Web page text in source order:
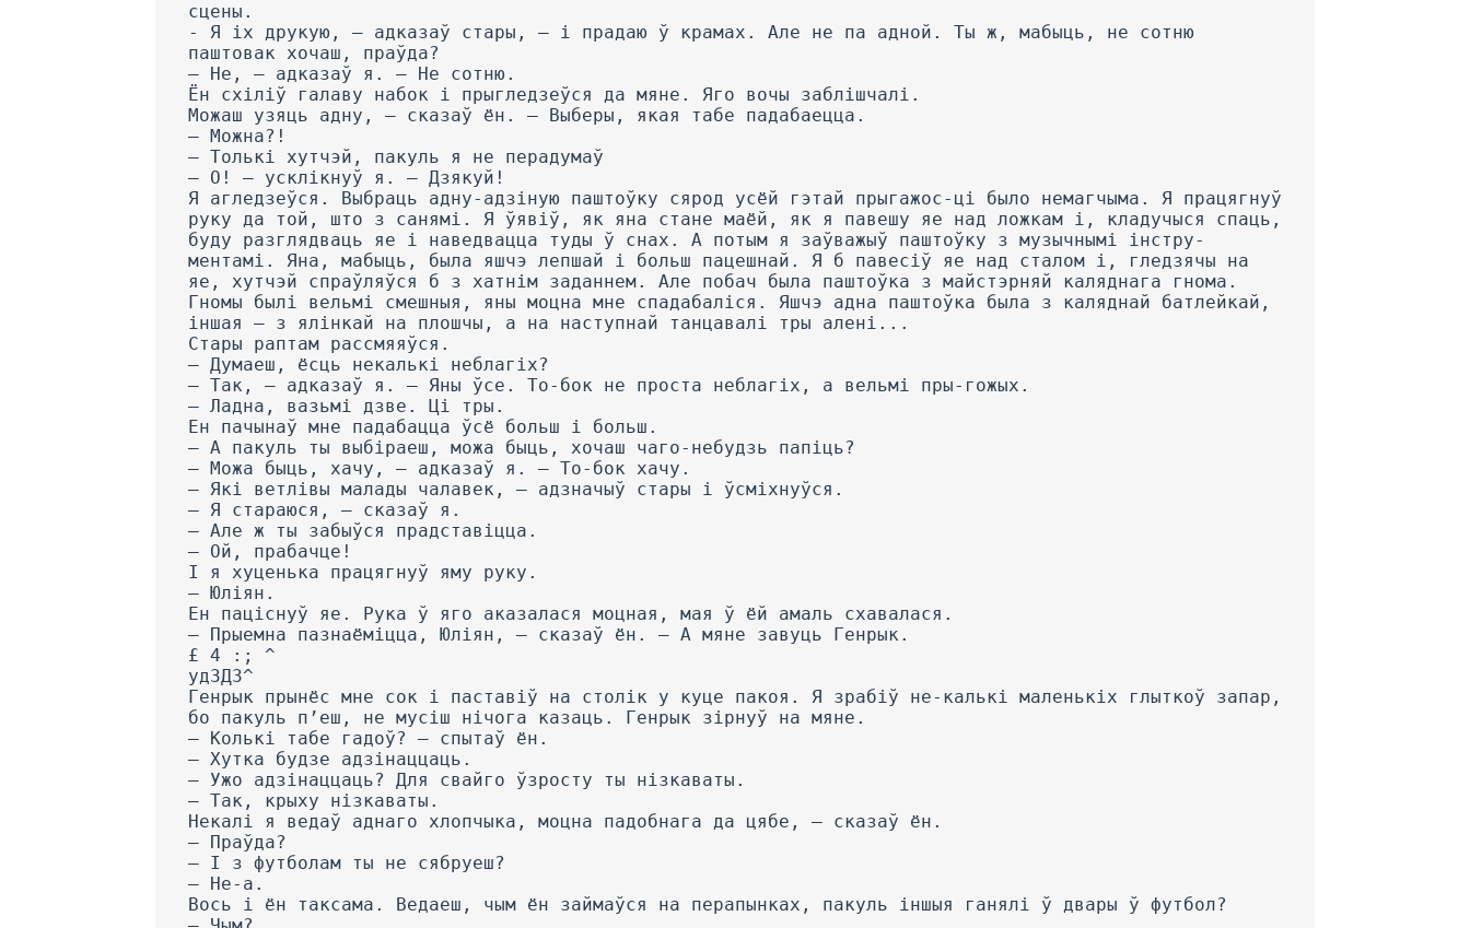
сцены.
- Я іх друкую, — адказаў стары, — і прадаю ў крамах. Але не па адной. Ты ж, мабыць, не сотню
паштовак хочаш, праўда?
— He, — адказаў я. — He сотню.
Ён схіліў галаву набок і прыгледзеўся да мяне. Яго вочы заблішчалі.
Можаш узяць адну, — сказаў ён. — Выберы, якая табе падабаецца.
— Можна?!
— Толькі хутчэй, пакуль я не перадумаў
— О! — усклікнуў я. — Дзякуй!
Я агледзеўся. Выбраць адну-адзіную паштоўку сярод усёй гэтай прыгажос-ці было немагчыма. Я працягнуў
руку да той, што з санямі. Я ўявіў, як яна стане маёй, як я павешу яе над ложкам і, кладучыся спаць,
буду разглядваць яе і наведвацца туды ў снах. А потым я заўважыў паштоўку з музычнымі інстру-
ментамі. Яна, мабыць, была яшчэ лепшай і больш пацешнай. Я б павесіў яе над сталом і, гледзячы на
яе, хутчэй спраўляўся б з хатнім заданнем. Але побач была паштоўка з майстэрняй каляднага гнома.
Гномы былі вельмі смешныя, яны моцна мне спадабаліся. Яшчэ адна паштоўка была з каляднай батлейкай,
іншая — з ялінкай на плошчы, а на наступнай танцавалі тры алені...
Стары раптам рассмяяўся.
— Думаеш, ёсць некалькі неблагіх?
— Так, — адказаў я. — Яны ўсе. То-бок не проста неблагіх, а вельмі пры-гожых.
— Ладна, вазьмі дзве. Ці тры.
Ен пачынаў мне падабацца ўсё больш і больш.
— А пакуль ты выбіраеш, можа быць, хочаш чаго-небудзь папіць?
— Можа быць, хачу, — адказаў я. — То-бок хачу.
— Які ветлівы малады чалавек, — адзначыў стары і ўсміхнуўся.
— Я стараюся, — сказаў я.
— Але ж ты забыўся прадставіцца.
— Ой, прабачце!
I я хуценька працягнуў яму руку.
— Юліян.
Ен паціснуў яе. Рука ў яго аказалася моцная, мая ў ёй амаль схавалася.
— Прыемна пазнаёміцца, Юліян, — сказаў ён. — А мяне завуць Генрык.
£ 4 :; ^
удЗДЗ^
Генрык прынёс мне сок і паставіў на столік у куце пакоя. Я зрабіў не-калькі маленькіх глыткоў запар,
бо пакуль п’еш, не мусіш нічога казаць. Генрык зірнуў на мяне.
— Колькі табе гадоў? — спытаў ён.
— Хутка будзе адзінаццаць.
— Ужо адзінаццаць? Для свайго ўзросту ты нізкаваты.
— Так, крыху нізкаваты.
Некалі я ведаў аднаго хлопчыка, моцна падобнага да цябе, — сказаў ён.
— Праўда?
— I з футболам ты не сябруеш?
— Не-а.
Вось і ён таксама. Ведаеш, чым ён займаўся на перапынках, пакуль іншыя ганялі ў двары ў футбол?